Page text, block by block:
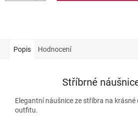
Popis Hodnocení
Stříbrné
Elegantní náušnice ze stříbra na krásné
outfitu.